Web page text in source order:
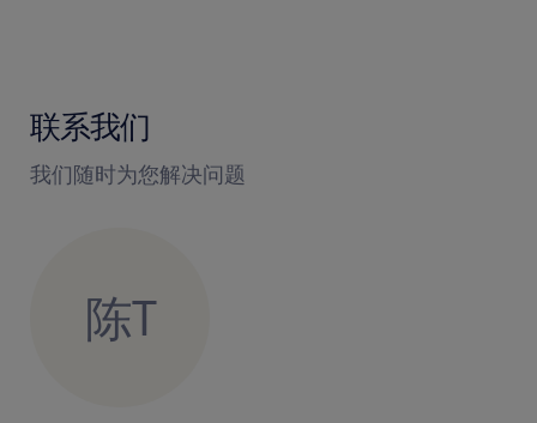
联系我们
我们随时为您解决问题
陈T